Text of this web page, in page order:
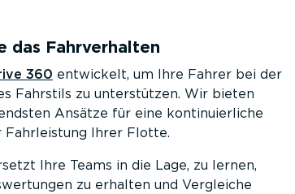
das Fahrver­halten
360 entwickelt, um Ihre Fahrer bei der
Fahrstils zu unter­stützen. Wir bieten
Ansätze für eine konti­nu­ier­liche
Fahrleistung Ihrer Flotte.
Ihre Teams in die Lage, zu lernen,
zu erhalten und Vergleiche